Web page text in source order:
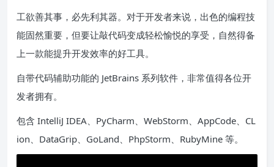
工欲善其事，必先利其器。对于开发者来说，出色的编程技
能固然重要，但要让敲代码变成轻松愉悦的享受，自然得备
上一款能提升开发效率的好工具。
自带代码辅助功能的 JetBrains 系列软件，非常值得各位开
发者拥有。
包含 IntelliJ IDEA、PyCharm、WebStorm、AppCode、CL
ion、DataGrip、GoLand、PhpStorm、RubyMine 等。